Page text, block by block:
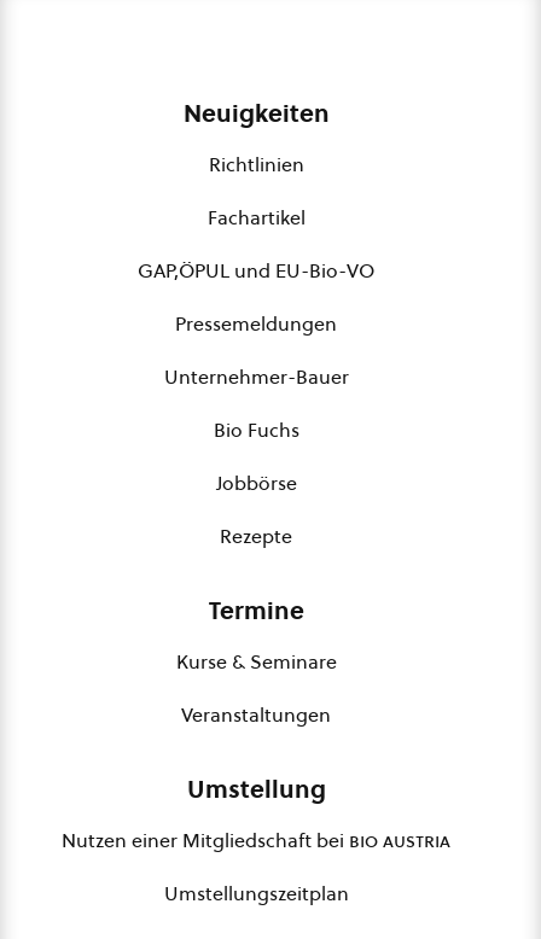
Neuigkeiten
Richtlinien
Fachartikel
GAP,ÖPUL und EU-Bio-VO
Pressemeldungen
Unternehmer-Bauer
Bio Fuchs
Jobbörse
Rezepte
Termine
Kurse & Seminare
Veranstaltungen
Umstellung
Nutzen einer Mitgliedschaft bei bio austria
Umstellungszeitplan